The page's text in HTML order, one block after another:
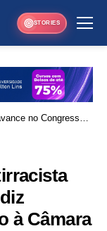
STORIES
no Congresso',
à Câmara